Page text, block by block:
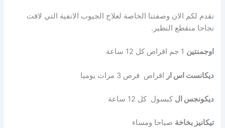
نقدم لكم الان وصفتنا الخاصة لعلاج الجيوب الانفية التي لاقت
نجاحا منقطع النظير.
اوجمنتين
ديكانست اس ار اقراص قرص 3 مرات يوميا
ديكونجس ال كبسول كل 12 ساعة
تيكانيز بخاخة صباحا ومساء